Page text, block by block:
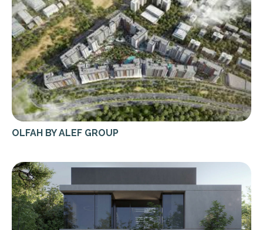
OLFAH BY ALEF GROUP